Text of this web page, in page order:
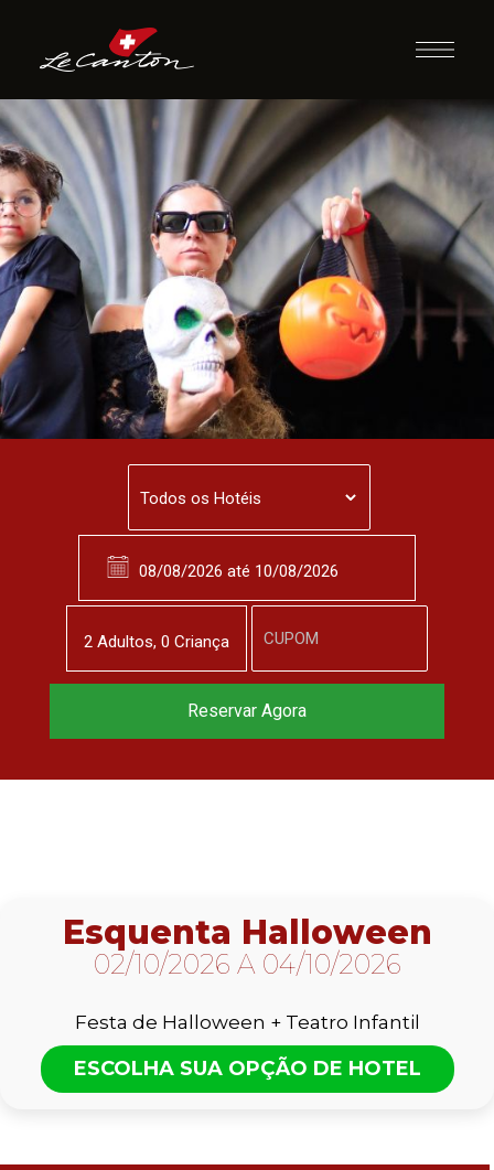
02/10 à 04/10
Esquenta Halloween
02/10/2026 A 04/10/2026
Festa de Halloween + Teatro Infantil
ESCOLHA SUA OPÇÃO DE HOTEL
2 Adultos, 0 Criança
Reserve agora, com
Reservar Agora